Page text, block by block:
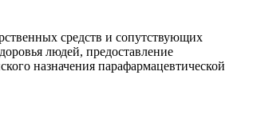
средств и сопутствующих
людей, предоставление
назначения парафармацевтической